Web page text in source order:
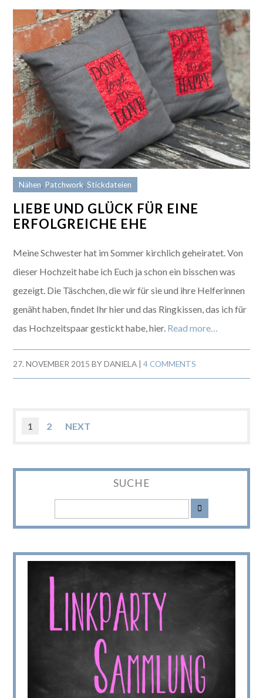
Nähen, Patchwork,Stickdateien
LIEBE UND GLÜCK FÜR EINE
ERFOLGREICHE EHE
Meine Schwester hat im Sommer kirchlich geheiratet. Von
dieser Hochzeit habe ich Euch ja schon ein bisschen was
gezeigt. Die Täschchen, die wir für sie und ihre Helferinnen
genäht haben, findet Ihr hier und das Ringkissen, das ich für
das Hochzeitspaar gestickt habe, hier. Read more…
27. NOVEMBER 2015 BYDANIELA |4 COMMENTS
1 2 NEXT
SUCHE